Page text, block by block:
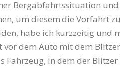
Bergabfahrtssituation und
um diesem die Vorfahrt
habe ich kurzzeitig und
dem Auto mit dem
Fahrzeug, in dem der